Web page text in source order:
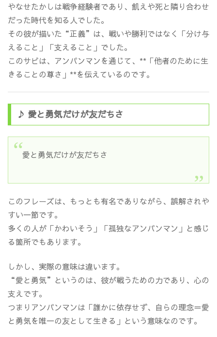
やなせたかしは戦争経験者であり、飢えや死と隣り合わせ
だった時代を知る人でした。
その彼が描いた“正義”は、戦いや勝利ではなく「分け与
えること」「支えること」でした。
このサビは、アンパンマンを通じて、**「他者のために生
きることの尊さ」**を伝えているのです。
♪ 愛と勇気だけが友だちさ
愛と勇気だけが友だちさ
このフレーズは、もっとも有名でありながら、誤解されや
すい一節です。
多くの人が「かわいそう」「孤独なアンパンマン」と感じ
る箇所でもあります。
しかし、実際の意味は違います。
“愛と勇気”というのは、彼が戦うための力であり、心の
支えです。
つまりアンパンマンは「誰かに依存せず、自らの理念＝愛
と勇気を唯一の友として生きる」という意味なのです。